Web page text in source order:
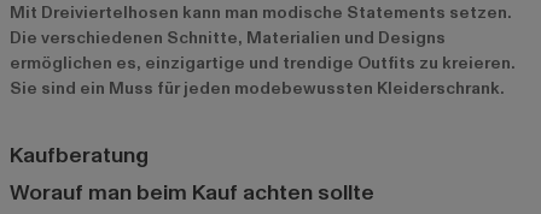
Mit Dreiviertelhosen kann man modische Statements setzen.
Die verschiedenen Schnitte, Materialien und Designs
ermöglichen es, einzigartige und trendige Outfits zu kreieren.
Sie sind ein Muss für jeden modebewussten Kleiderschrank.
Kaufberatung
Worauf man beim Kauf achten sollte